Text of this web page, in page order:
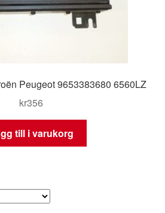
Peugeot 9653383680 6560LZ
kr356
till i varukorg